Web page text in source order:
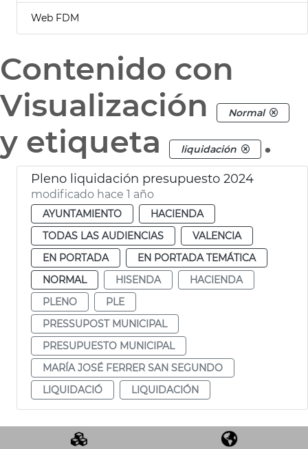
Web FDM
Contenido con
Visualización
Normal
y etiqueta liquidación .
Pleno liquidación presupuesto 2024
modificado hace 1 año
AYUNTAMIENTO
HACIENDA
TODAS LAS AUDIENCIAS
VALENCIA
EN PORTADA
EN PORTADA TEMÁTICA
NORMAL
HISENDA
HACIENDA
PLENO
PLE
PRESSUPOST MUNICIPAL
PRESUPUESTO MUNICIPAL
MARÍA JOSÉ FERRER SAN SEGUNDO
LIQUIDACIÓ
LIQUIDACIÓN